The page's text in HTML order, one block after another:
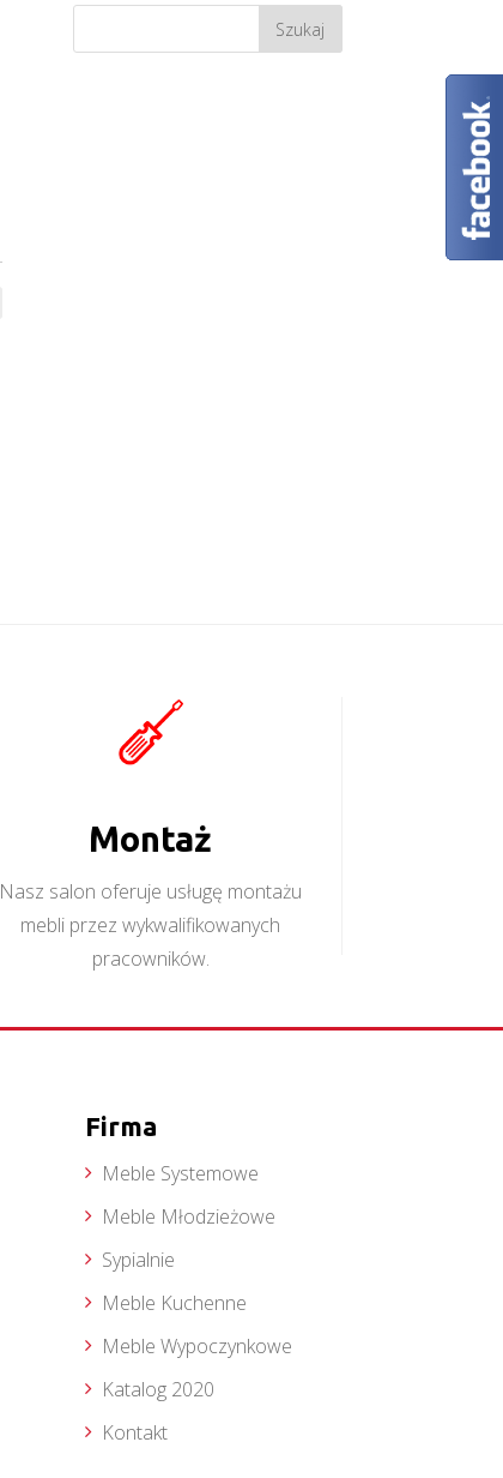
Montaż
Nasz salon oferuje usługę montażu
mebli przez wykwalifikowanych
pracowników.
Firma
Meble Systemowe
Meble Młodzieżowe
Sypialnie
Meble Kuchenne
Meble Wypoczynkowe
Katalog 2020
Kontakt